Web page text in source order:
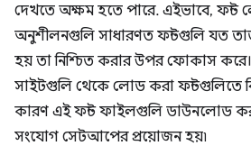
দেখতে অক্ষম হতে পারে. এইভাবে, ফন্ট
অনুশীলনগুলি সাধারণত ফন্টগুলি যত
হয় তা নিশ্চিত করার উপর ফোকাস
সাইটগুলি থেকে লোড করা ফন্টগুলিতে
কারণ এই ফন্ট ফাইলগুলি ডাউনলোড
সংযোগ সেটআপের প্রয়োজন হয়৷